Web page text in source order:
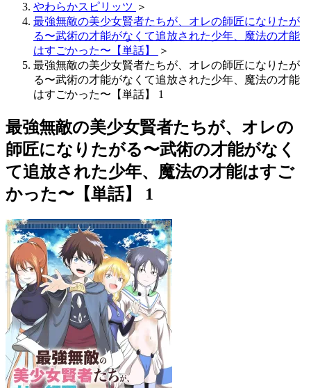
やわらかスピリッツ ＞
最強無敵の美少女賢者たちが、オレの師匠になりたが
る〜武術の才能がなくて追放された少年、魔法の才能
はすごかった〜【単話】
＞
最強無敵の美少女賢者たちが、オレの師匠になりたが
る〜武術の才能がなくて追放された少年、魔法の才能
はすごかった〜【単話】 1
最強無敵の美少女賢者たちが、オレの
師匠になりたがる〜武術の才能がなく
て追放された少年、魔法の才能はすご
かった〜【単話】 1